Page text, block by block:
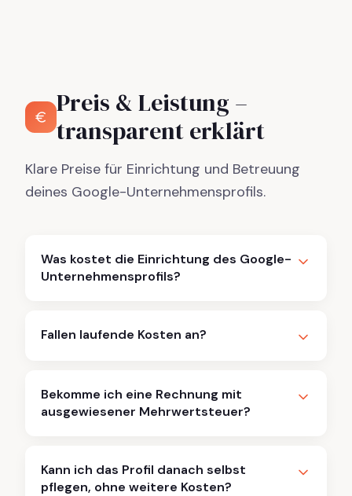
Preis & Leistung –
transparent erklärt
Klare Preise für Einrichtung und Betreuung
deines Google-Unternehmensprofils.
Was kostet die Einrichtung des Google-
Unternehmensprofils?
Fallen laufende Kosten an?
Bekomme ich eine Rechnung mit
ausgewiesener Mehrwertsteuer?
Kann ich das Profil danach selbst
pflegen, ohne weitere Kosten?